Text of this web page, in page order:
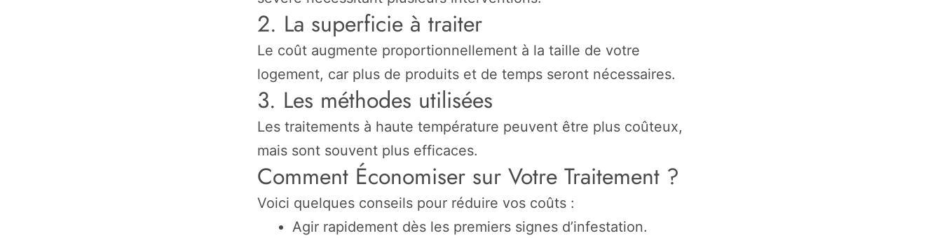
2. La superficie à traiter
Le coût augmente proportionnellement à la taille de votre
logement, car plus de produits et de temps seront nécessaires.
3. Les méthodes utilisées
Les traitements à haute température peuvent être plus coûteux,
mais sont souvent plus efficaces.
Comment Économiser sur Votre Traitement ?
Voici quelques conseils pour réduire vos coûts :
Agir rapidement dès les premiers signes d’infestation.